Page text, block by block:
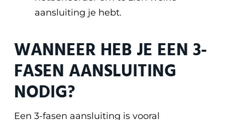
aansluiting je hebt.
WANNEER HEB JE EEN 3-
FASEN AANSLUITING
NODIG?
Een 3-fasen aansluiting is vooral